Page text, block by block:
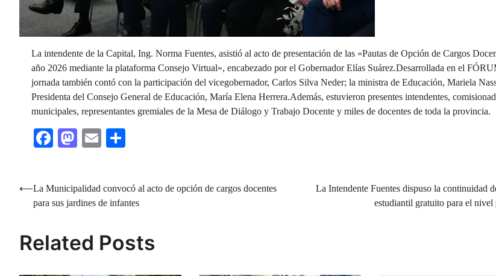
La intendente de la Capital, Ing. Norma Fuentes, asistió al acto de presentación de las «Pautas de Opción de Cargos
año 2026 mediante la plataforma Consejo Virtual», encabezado por el Gobernador Elías Suárez.Desarrollada en el
jornada también contó con la participación del vicegobernador, Carlos Silva Neder; la ministra de Educación, Mariela
Presidenta del Consejo General de Educación, María Elena Herrera.Además, estuvieron presentes intendentes,
municipales, representantes gremiales de la Mesa de Diálogo y Trabajo Docente y miles de docentes de toda la provincia.
Facebook
Mastodon
Email
Navegación
⟵La Municipalidad convocó al acto de opción de cargos docentes
para sus jardines de infantes
La Intendente Fuentes dispuso la continuidad
estudiantil gratuito para el nivel
Related Posts